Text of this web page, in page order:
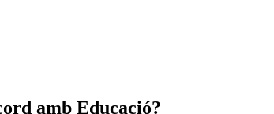
amb Educació?